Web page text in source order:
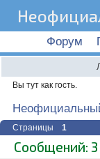
Форум
Вы тут как гость.
Страницы 1
Сообщений: 3